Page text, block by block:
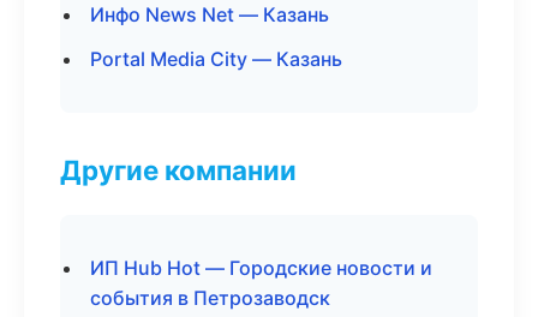
Инфо News Net — Казань
Portal Media City — Казань
Другие компании
ИП Hub Hot — Городские новости и
события в Петрозаводск